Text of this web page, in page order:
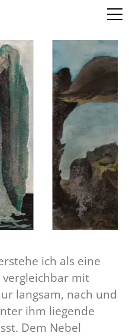
ich als eine
vergleichbar mit
langsam, nach und
ihm liegende
Dem Nebel